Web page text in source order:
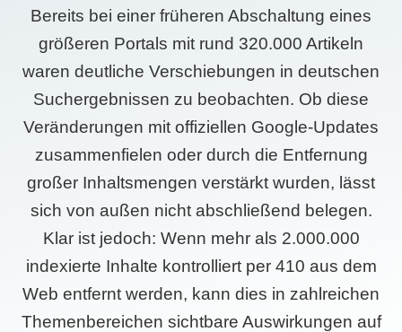
Bereits bei einer früheren Abschaltung eines
größeren Portals mit rund 320.000 Artikeln
waren deutliche Verschiebungen in deutschen
Suchergebnissen zu beobachten. Ob diese
Veränderungen mit offiziellen Google-Updates
zusammenfielen oder durch die Entfernung
großer Inhaltsmengen verstärkt wurden, lässt
sich von außen nicht abschließend belegen.
Klar ist jedoch: Wenn mehr als 2.000.000
indexierte Inhalte kontrolliert per 410 aus dem
Web entfernt werden, kann dies in zahlreichen
Themenbereichen sichtbare Auswirkungen auf